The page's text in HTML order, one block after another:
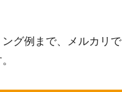
グ例まで、メルカリで